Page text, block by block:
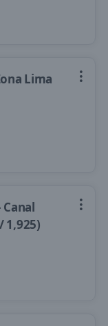
Lima
1,925)